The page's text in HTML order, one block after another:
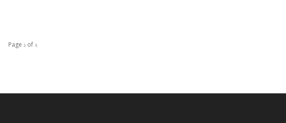
Page ১ of ২